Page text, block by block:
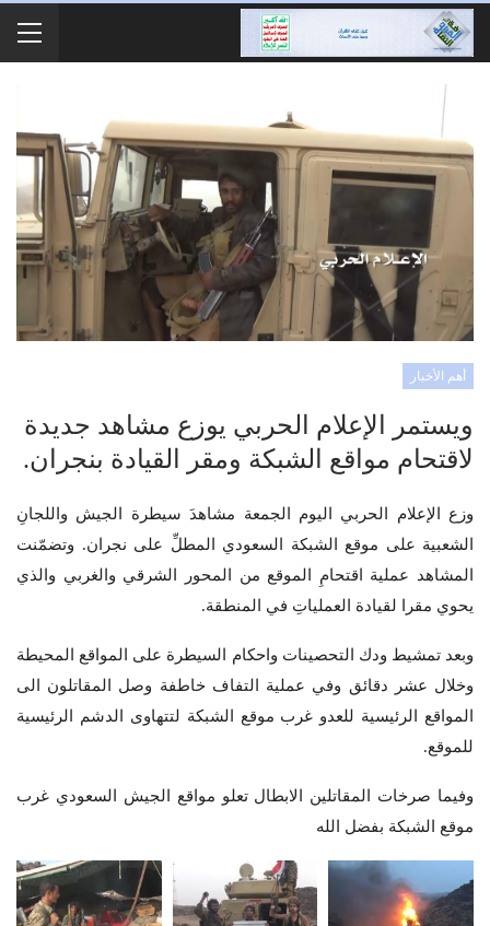
أهم الأخبار
ويستمر الإعلام الحربي يوزع مشاهد جديدة
لاقتحام مواقع الشبكة ومقر القيادة بنجران.
وزع الإعلام الحربي اليوم الجمعة مشاهدَ سيطرة الجيش واللجانِ
الشعبية على موقع الشبكة السعودي المطلِّ على نجران. وتضمّنت
المشاهد عملية اقتحامِ الموقع من المحور الشرقي والغربي والذي
يحوي مقرا لقيادة العملياتِ في المنطقة.
وبعد تمشيط ودك التحصينات واحكام السيطرة على المواقع المحيطة
وخلال عشر دقائق وفي عملية التفاف خاطفة وصل المقاتلون الى
المواقع الرئيسية للعدو غرب موقع الشبكة لتتهاوى الدشم الرئيسية
للموقع.
وفيما صرخات المقاتلين الابطال تعلو مواقع الجيش السعودي غرب
موقع الشبكة بفضل الله